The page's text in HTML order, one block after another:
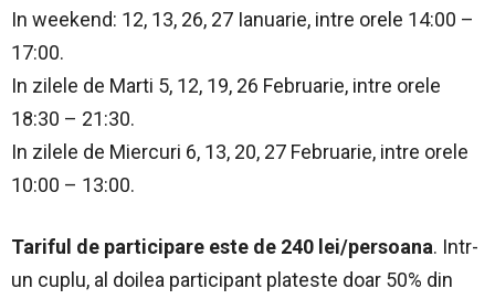
In weekend: 12, 13, 26, 27 Ianuarie, intre orele 14:00 –
17:00.
In zilele de Marti 5, 12, 19, 26 Februarie, intre orele
18:30 – 21:30.
In zilele de Miercuri 6, 13, 20, 27 Februarie, intre orele
10:00 – 13:00.
Tariful de participare este de 240 lei/persoana. Intr-
un cuplu, al doilea participant plateste doar 50% din